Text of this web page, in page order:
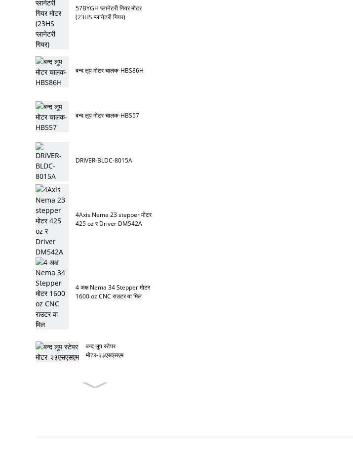
57BYGH प्लानेटरी गियर मोटर
(23HS प्लानेटरी गियर)
बन्द लूप मोटर चालक-HBS86H
बन्द लूप मोटर चालक-HBS57
DRIVER-BLDC-8015A
4Axis Nema 23 stepper मोटर
425 oz र Driver DM542A
4 अक्ष Nema 34 Stepper मोटर
1600 oz CNC राउटर वा मिल
बन्द लूप स्टेपर
मोटर-२३एसएसएम